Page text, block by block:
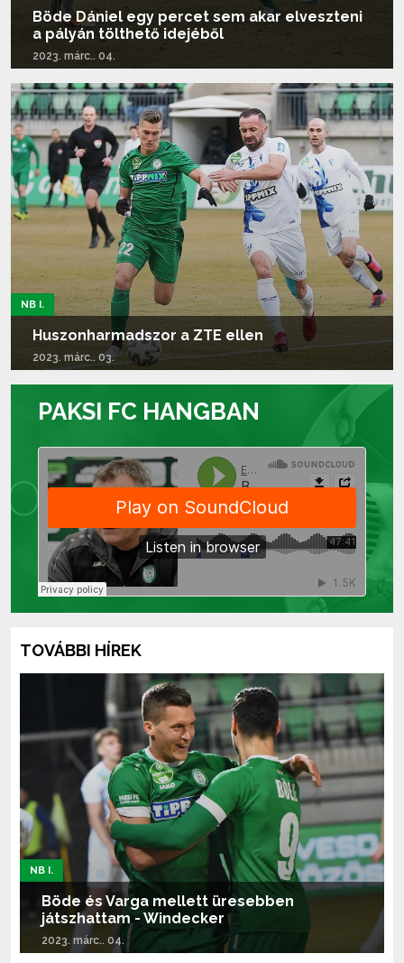
Böde Dániel egy percet sem akar elveszteni
a pályán tölthető idejéből
2023. márc.. 04.
Tovább olvasom...
NB I.
Huszonharmadszor a ZTE ellen
2023. márc.. 03.
Tovább olvasom...
PAKSI FC HANGBAN
TOVÁBBI HÍREK
NB I.
Böde és Varga mellett üresebben
játszhattam - Windecker
2023. márc.. 04.